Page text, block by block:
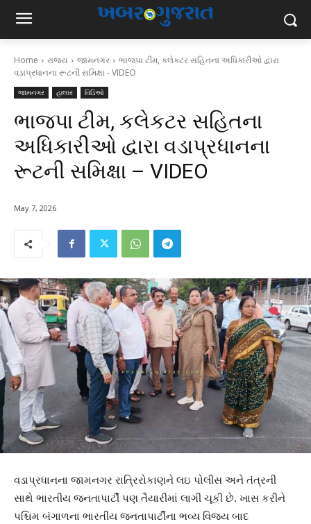
Home રાજ્ય જામનગર
ભાજપા ટીમ, કલેકટર સહિતના અધિકારીઓ દ્વારા
વડાપ્રધાનના રૂટની સમિક્ષા - VIDEO
જામનગર હાલાર વિડિઓ
ભાજપા ટીમ, કલેકટર સહિતના
અધિકારીઓ દ્વારા વડાપ્રધાનના
રૂટની સમિક્ષા – VIDEO
May 7, 2026
વડાપ્રધાનના જામનગર રાત્રિરોકાણને લઇ પોલીસ અને તંત્રની
સાથે ભારતીય જનતાપાર્ટી પણ તૈયારીમાં લાગી ચૂકી છે. ખાસ કરીને
પશ્ચિમ બંગાળના ભારતીય જનતાપાર્ટીના ભવ્ય વિજય બાદ